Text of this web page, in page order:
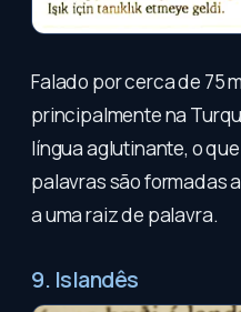
Falado por cerca de 75
principalmente na
língua aglutinante, o
palavras são formadas
a uma raiz de palavra.
9. Islandês